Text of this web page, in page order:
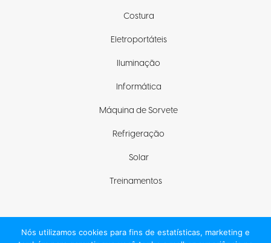
Costura
Eletroportáteis
Iluminação
Informática
Máquina de Sorvete
Refrigeração
Solar
Treinamentos
Nós utilizamos cookies para fins de estatísticas, marketing e